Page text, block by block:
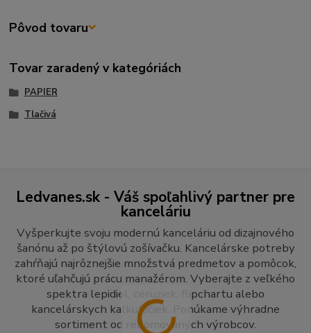
Pôvod tovaru
Tovar zaradený v kategóriách
PAPIER
Tlačivá
Ledvanes.sk - Váš spoľahlivý partner pre
kanceláriu
Vyšperkujte svoju modernú kanceláriu od dizajnového
šanónu až po štýlovú zošívačku. Kancelárske potreby
zahŕňajú najrôznejšie množstvá predmetov a pomôcok,
ktoré uľahčujú prácu manažérom. Vyberajte z veľkého
spektra lepidiel, ceruziek, flipchartu alebo
kancelárskych kalkulačiek. Ponúkame výhradne
sortiment od renomovaných výrobcov.